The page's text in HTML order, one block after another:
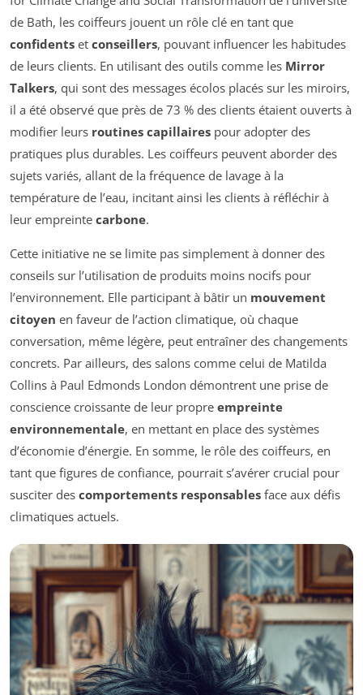
de Bath, les coiffeurs jouent un rôle clé en tant que
confidents et conseillers, pouvant influencer les habitudes
de leurs clients. En utilisant des outils comme les Mirror
Talkers, qui sont des messages écolos placés sur les miroirs,
il a été observé que près de 73 % des clients étaient ouverts à
modifier leurs routines capillaires pour adopter des
pratiques plus durables. Les coiffeurs peuvent aborder des
sujets variés, allant de la fréquence de lavage à la
température de l’eau, incitant ainsi les clients à réfléchir à
leur empreinte carbone.
Cette initiative ne se limite pas simplement à donner des
conseils sur l’utilisation de produits moins nocifs pour
l’environnement. Elle participant à bâtir un mouvement
citoyen en faveur de l’action climatique, où chaque
conversation, même légère, peut entraîner des changements
concrets. Par ailleurs, des salons comme celui de Matilda
Collins à Paul Edmonds London démontrent une prise de
conscience croissante de leur propre empreinte
environnementale, en mettant en place des systèmes
d’économie d’énergie. En somme, le rôle des coiffeurs, en
tant que figures de confiance, pourrait s’avérer crucial pour
susciter des comportements responsables face aux défis
climatiques actuels.